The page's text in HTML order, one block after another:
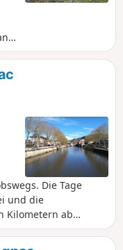
Die Tage
und die
Kilometern ab
Lot mit
und dem